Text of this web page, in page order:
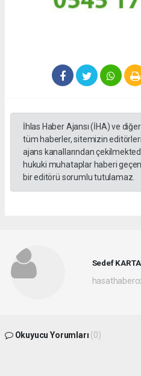
İhlas Haber Ajansı (İHA) ve
tüm haberler, sitemizin
ajans kanallarından
hukuki muhataplar haberi
bir editörü sorumlu tutulamaz.
Sedef
Okuyucu Yorumları (0)